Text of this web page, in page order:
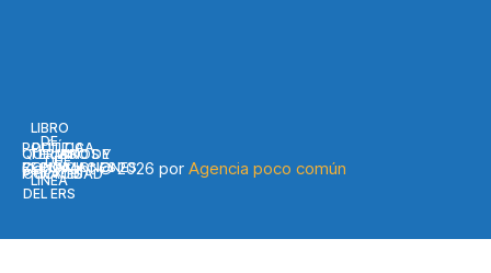
Copyright © 2026 por Agencia poco común
POLÍTICA
DE
PRIVACIDAD
POLÍTICA
DE
COOKIES
TÉRMINOS Y
CONDICIONES
LIBRO DE
RECLAMACIONES
LIBRO
DE
QUEJAS
EN
LÍNEA
DEL ERS